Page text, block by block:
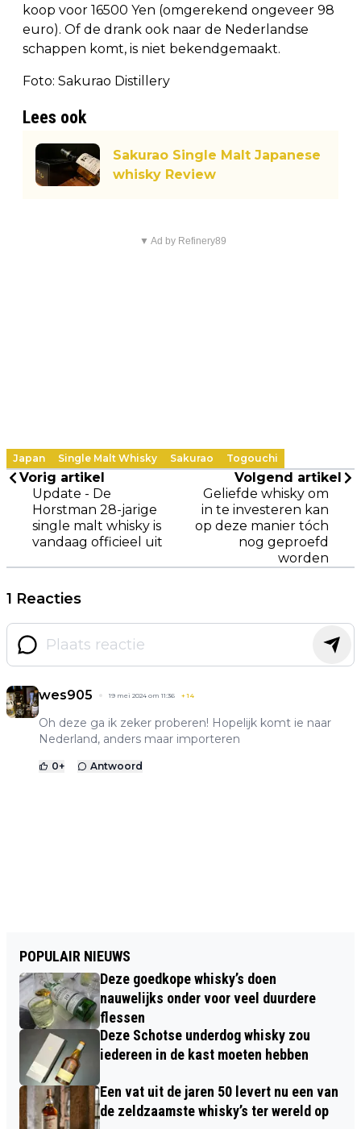
koop voor 16500 Yen (omgerekend ongeveer 98
euro). Of de drank ook naar de Nederlandse
schappen komt, is niet bekendgemaakt.
Foto: Sakurao Distillery
Lees ook
Sakurao Single Malt Japanese
whisky Review
▼ Ad by Refinery89
Japan Single Malt Whisky Sakurao Togouchi
Vorig artikel
Update - De
Horstman 28-jarige
single malt whisky is
vandaag officieel uit
Volgend artikel
Geliefde whisky om
in te investeren kan
op deze manier tóch
nog geproefd
worden
1 Reacties
wes905 19 mei 2024 om 11:36 +14
Oh deze ga ik zeker proberen! Hopelijk komt ie naar
Nederland, anders maar importeren
0+ Antwoord
POPULAIR NIEUWS
Deze goedkope whisky’s doen
nauwelijks onder voor veel duurdere
flessen
Deze Schotse underdog whisky zou
iedereen in de kast moeten hebben
Een vat uit de jaren 50 levert nu een van
de zeldzaamste whisky’s ter wereld op